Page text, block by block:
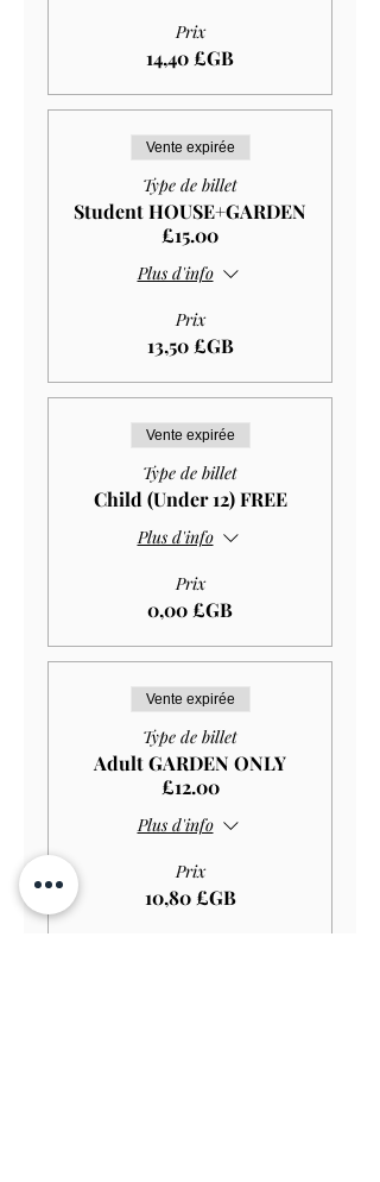
Prix
14,40 £GB
Vente expirée
Type de billet
Student HOUSE+GARDEN
£15.00
Plus d'info
Prix
13,50 £GB
Vente expirée
Type de billet
Child (Under 12) FREE
Plus d'info
Prix
0,00 £GB
Vente expirée
Type de billet
Adult GARDEN ONLY
£12.00
Plus d'info
Prix
10,80 £GB